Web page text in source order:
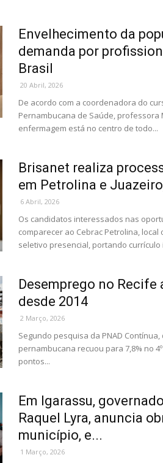
Envelhecimento da
demanda por
Brasil
20 Abril, 2026
De acordo com a coordenadora do
Pernambucana de Saúde, professora
enfermagem está no centro de todo...
Brisanet realiza
em Petrolina e
6 Abril, 2026
Os candidatos interessados nas
comparecer ao Cebrac Petrolina,
seletivo presencial, portando currículo
Desemprego no
desde 2014
2 Março, 2026
Segundo pesquisa da PNAD Contínua,
pernambucana recuou para 7,8% no
pontos...
Em Igarassu,
Raquel Lyra, anuncia
município, e...
1 Março, 2026